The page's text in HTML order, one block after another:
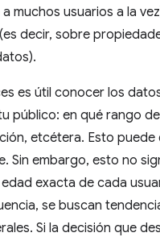
muchos usuarios a la
decir, sobre
es útil conocer los
público: en qué rango
etcétera. Esto puede
Sin embargo, esto no
exacta de cada
se buscan
Si la decisión que